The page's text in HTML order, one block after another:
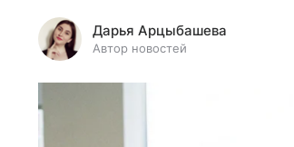
Дарья Арцыбашева
Автор новостей